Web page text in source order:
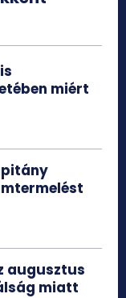
miért
augusztus
miatt